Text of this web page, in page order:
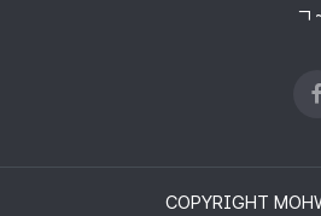
ㄱ
COPYRIGHT